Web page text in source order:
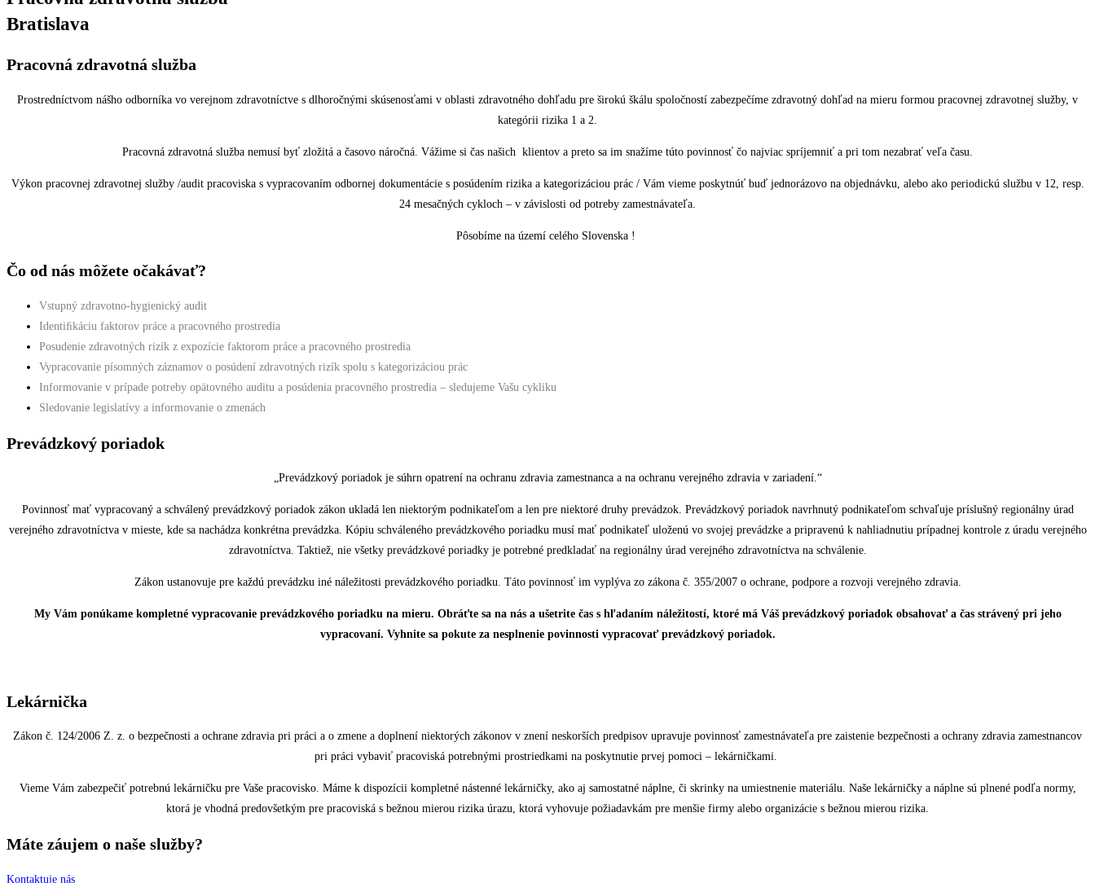
Bratislava
Pracovná zdravotná služba
Prostredníctvom nášho odborníka vo verejnom zdravotníctve s dlhoročnými skúsenosťami v oblasti zdravotného dohľadu pre širokú škálu spoločností zabezpečíme zdravotný dohľad na mieru formou pracovnej zdravotnej služby, v
kategórii rizika 1 a 2.
Pracovná zdravotná služba nemusí byť zložitá a časovo náročná. Vážime si čas našich klientov a preto sa im snažíme túto povinnosť čo najviac spríjemniť a pri tom nezabrať veľa času.
Výkon pracovnej zdravotnej služby /audit pracoviska s vypracovaním odbornej dokumentácie s posúdením rizika a kategorizáciou prác / Vám vieme poskytnúť buď jednorázovo na objednávku, alebo ako periodickú službu v 12, resp.
24 mesačných cykloch – v závislosti od potreby zamestnávateľa.
Pôsobíme na území celého Slovenska !
Čo od nás môžete očakávať?
Vstupný zdravotno-hygienický audit
Identiﬁkáciu faktorov práce a pracovného prostredia
Posudenie zdravotných rizík z expozície faktorom práce a pracovného prostredia
Vypracovanie písomných záznamov o posúdení zdravotných rizík spolu s kategorizáciou prác
Informovanie v prípade potreby opätovného auditu a posúdenia pracovného prostredia – sledujeme Vašu cykliku
Sledovanie legislatívy a informovanie o zmenách
Prevádzkový poriadok
„Prevádzkový poriadok je súhrn opatrení na ochranu zdravia zamestnanca a na ochranu verejného zdravia v zariadení.“
Povinnosť mať vypracovaný a schválený prevádzkový poriadok zákon ukladá len niektorým podnikateľom a len pre niektoré druhy prevádzok. Prevádzkový poriadok navrhnutý podnikateľom schvaľuje príslušný regionálny úrad
verejného zdravotníctva v mieste, kde sa nachádza konkrétna prevádzka. Kópiu schváleného prevádzkového poriadku musí mať podnikateľ uloženú vo svojej prevádzke a pripravenú k nahliadnutiu prípadnej kontrole z úradu verejného
zdravotníctva. Taktiež, nie všetky prevádzkové poriadky je potrebné predkladať na regionálny úrad verejného zdravotníctva na schválenie.
Zákon ustanovuje pre každú prevádzku iné náležitosti prevádzkového poriadku. Táto povinnosť im vyplýva zo zákona č. 355/2007 o ochrane, podpore a rozvoji verejného zdravia.
My Vám ponúkame kompletné vypracovanie prevádzkového poriadku na mieru. Obráťte sa na nás a ušetrite čas s hľadaním náležitostí, ktoré má Váš prevádzkový poriadok obsahovať a čas strávený pri jeho
vypracovaní. Vyhnite sa pokute za nesplnenie povinnosti vypracovať prevádzkový poriadok.
Lekárnička
Zákon č. 124/2006 Z. z. o bezpečnosti a ochrane zdravia pri práci a o zmene a doplnení niektorých zákonov v znení neskorších predpisov upravuje povinnosť zamestnávateľa pre zaistenie bezpečnosti a ochrany zdravia zamestnancov
pri práci vybaviť pracoviská potrebnými prostriedkami na poskytnutie prvej pomoci – lekárničkami.
Vieme Vám zabezpečiť potrebnú lekárničku pre Vaše pracovisko. Máme k dispozícii kompletné nástenné lekárničky, ako aj samostatné náplne, či skrinky na umiestnenie materiálu. Naše lekárničky a náplne sú plnené podľa normy,
ktorá je vhodná predovšetkým pre pracoviská s bežnou mierou rizika úrazu, ktorá vyhovuje požiadavkám pre menšie firmy alebo organizácie s bežnou mierou rizika.
Máte záujem o naše služby?
Kontaktuje nás